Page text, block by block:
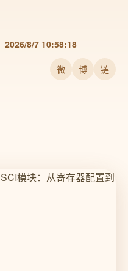
2026/8/7 10:58:18
微 博 链